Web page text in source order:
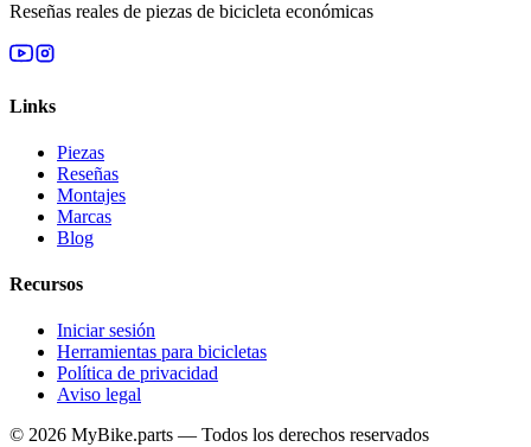
Reseñas reales de piezas de bicicleta económicas
Links
Piezas
Reseñas
Montajes
Marcas
Blog
Recursos
Iniciar sesión
Herramientas para bicicletas
Política de privacidad
Aviso legal
© 2026 MyBike.parts — Todos los derechos reservados